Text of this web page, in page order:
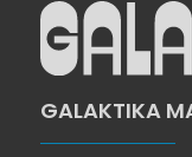
GALAKTIKA